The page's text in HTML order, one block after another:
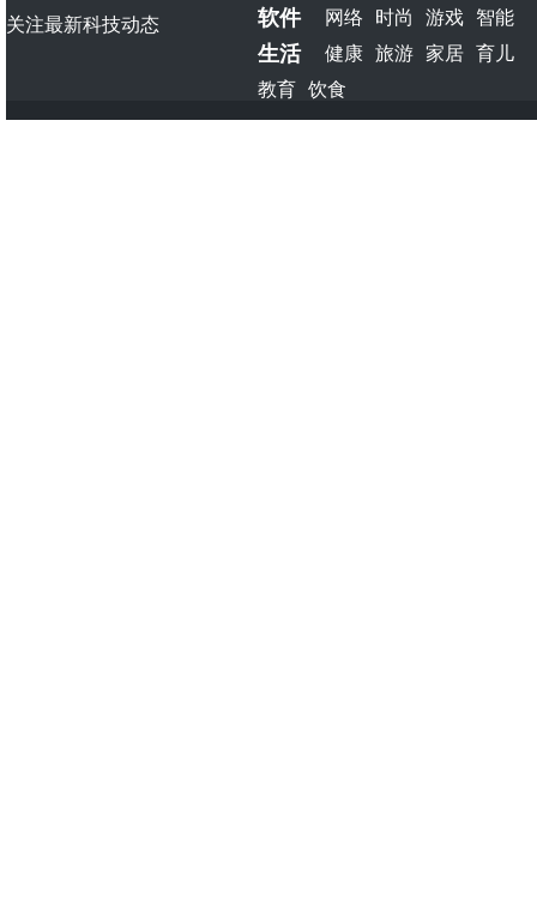
关注最新科技动态 软件 网络 时尚 游戏 智能
生活 健康 旅游 家居 育儿
教育 饮食